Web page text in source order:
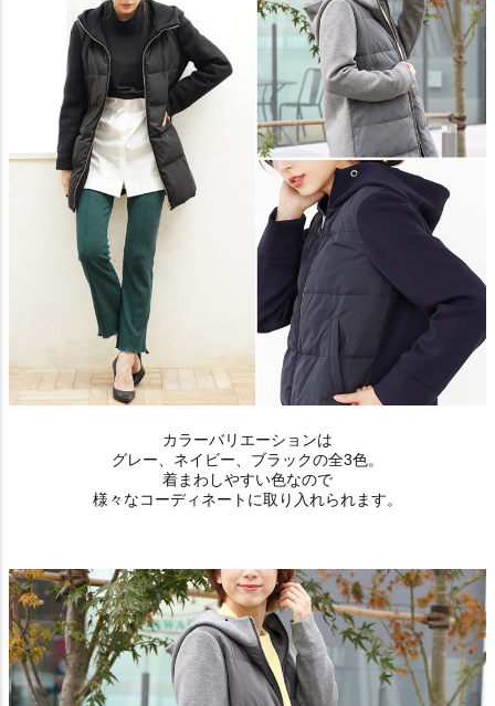
カラーバリエーションは
グレー、ネイビー、ブラックの全3色。
着まわしやすい色なので
様々なコーディネートに取り入れられます。